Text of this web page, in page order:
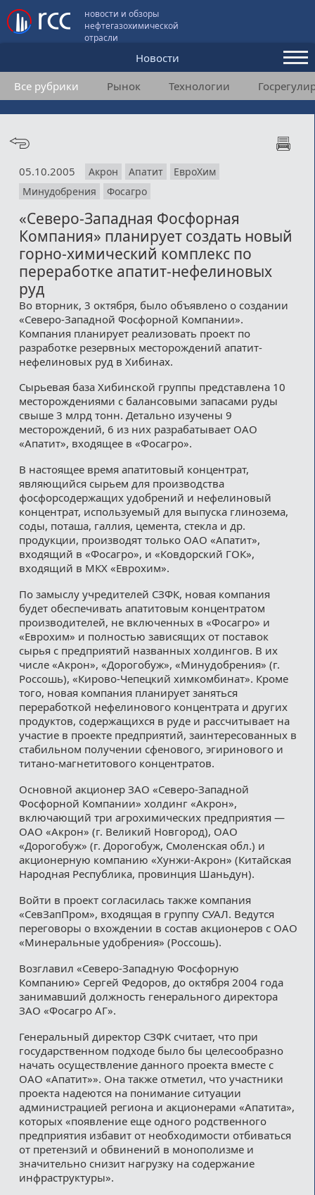
новости и обзоры
нефтегазохимической
отрасли
Новости
Аналитика и мнения
Конференции
Подписка
Пользовательское соглашение
Медиакит
Все рубрики Рынок Технологии
05.10.2005 Акрон Апатит
ЕвроХим
Минудобрения
Фосагро
«Северо-Западная Фосфорная
Компания» планирует создать новый
горно-химический комплекс по
переработке апатит-нефелиновых
руд
Во вторник, 3 октября, было объявлено о создании
«Северо-Западной Фосфорной Компании».
Компания планирует реализовать проект по
разработке резервных месторождений апатит-
нефелиновых руд в Хибинах.
Сырьевая база Хибинской группы представлена 10
месторождениями с балансовыми запасами руды
свыше 3 млрд тонн. Детально изучены 9
месторождений, 6 из них разрабатывает ОАО
«Апатит», входящее в «Фосагро».
В настоящее время апатитовый концентрат,
являющийся сырьем для производства
фосфорсодержащих удобрений и нефелиновый
концентрат, используемый для выпуска глинозема,
соды, поташа, галлия, цемента, стекла и др.
продукции, производят только ОАО «Апатит»,
входящий в «Фосагро», и «Ковдорский ГОК»,
входящий в МКХ «Еврохим».
По замыслу учредителей СЗФК, новая компания
будет обеспечивать апатитовым концентратом
производителей, не включенных в «Фосагро» и
«Еврохим» и полностью зависящих от поставок
сырья с предприятий названных холдингов. В их
числе «Акрон», «Дорогобуж», «Минудобрения» (г.
Россошь), «Кирово-Чепецкий химкомбинат». Кроме
того, новая компания планирует заняться
переработкой нефелинового концентрата и других
продуктов, содержащихся в руде и рассчитывает на
участие в проекте предприятий, заинтересованных в
стабильном получении сфенового, эгиринового и
титано-магнетитового концентратов.
Основной акционер ЗАО «Северо-Западной
Фосфорной Компании» холдинг «Акрон»,
включающий три агрохимических предприятия —
ОАО «Акрон» (г. Великий Новгород), ОАО
«Дорогобуж» (г. Дорогобуж, Смоленская обл.) и
акционерную компанию «Хунжи-Акрон» (Китайская
Народная Республика, провинция Шаньдун).
Войти в проект согласилась также компания
«СевЗапПром», входящая в группу СУАЛ. Ведутся
переговоры о вхождении в состав акционеров с ОАО
«Минеральные удобрения» (Россошь).
Возглавил «Северо-Западную Фосфорную
Компанию» Сергей Федоров, до октября 2004 года
занимавший должность генерального директора
ЗАО «Фосагро АГ».
Генеральный директор СЗФК считает, что при
государственном подходе было бы целесообразно
начать осуществление данного проекта вместе с
ОАО «Апатит»». Она также отметил, что участники
проекта надеются на понимание ситуации
администрацией региона и акционерами «Апатита»,
которых «появление еще одного родственного
предприятия избавит от необходимости отбиваться
от претензий и обвинений в монополизме и
значительно снизит нагрузку на содержание
инфраструктуры».